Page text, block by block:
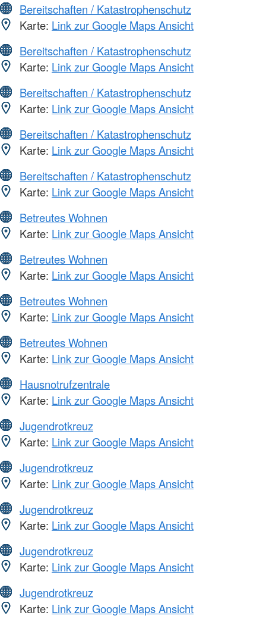
Bereitschaften / Katastrophenschutz
Karte: Link zur Google Maps Ansicht
Bereitschaften / Katastrophenschutz
Karte: Link zur Google Maps Ansicht
Bereitschaften / Katastrophenschutz
Karte: Link zur Google Maps Ansicht
Bereitschaften / Katastrophenschutz
Karte: Link zur Google Maps Ansicht
Bereitschaften / Katastrophenschutz
Karte: Link zur Google Maps Ansicht
Betreutes Wohnen
Karte: Link zur Google Maps Ansicht
Betreutes Wohnen
Karte: Link zur Google Maps Ansicht
Betreutes Wohnen
Karte: Link zur Google Maps Ansicht
Betreutes Wohnen
Karte: Link zur Google Maps Ansicht
Hausnotrufzentrale
Karte: Link zur Google Maps Ansicht
Jugendrotkreuz
Karte: Link zur Google Maps Ansicht
Jugendrotkreuz
Karte: Link zur Google Maps Ansicht
Jugendrotkreuz
Karte: Link zur Google Maps Ansicht
Jugendrotkreuz
Karte: Link zur Google Maps Ansicht
Jugendrotkreuz
Karte: Link zur Google Maps Ansicht